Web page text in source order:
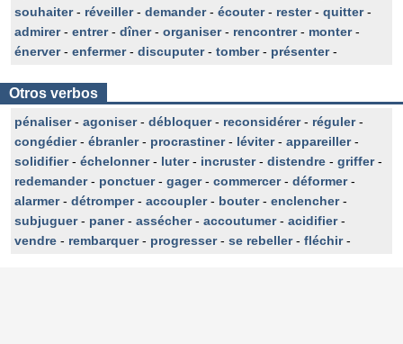
souhaiter- réveiller- demander- écouter- rester- quitter-
admirer- entrer- dîner- organiser- rencontrer- monter-
énerver- enfermer- discuputer- tomber- présenter-
Otros verbos
pénaliser- agoniser- débloquer- reconsidérer- réguler-
congédier- ébranler- procrastiner- léviter- appareiller-
solidifier- échelonner- luter- incruster- distendre - griffer-
redemander- ponctuer- gager- commercer- déformer-
alarmer- détromper- accoupler- bouter- enclencher-
subjuguer- paner- assécher- accoutumer- acidifier-
vendre - rembarquer- progresser- se rebeller- fléchir-